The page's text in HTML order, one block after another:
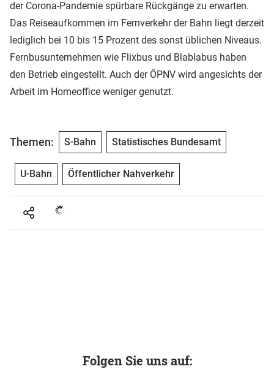
der Corona-Pandemie spürbare Rückgänge zu erwarten.
Das Reiseaufkommen im Fernverkehr der Bahn liegt derzeit
lediglich bei 10 bis 15 Prozent des sonst üblichen Niveaus.
Fernbusunternehmen wie Flixbus und Blablabus haben
den Betrieb eingestellt. Auch der ÖPNV wird angesichts der
Arbeit im Homeoffice weniger genutzt.
Themen: S-Bahn Statistisches Bundesamt
U-Bahn Öffentlicher Nahverkehr
Folgen Sie uns auf: